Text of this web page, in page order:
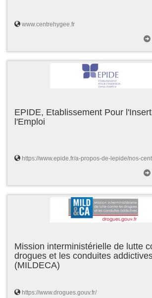
www.centrehygee.fr
EPIDE, Etablissement Pour
l'Emploi
https://www.epide.fr/a-propos-de-lepide/nos-
Mission interministérielle de lutte
drogues et les conduites
(MILDECA)
https://www.drogues.gouv.fr/